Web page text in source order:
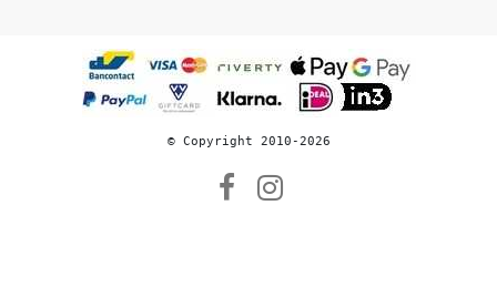
© Copyright 2010-2026